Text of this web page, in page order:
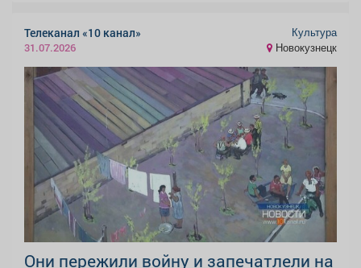
Телеканал «10 канал»
31.07.2026
Культура
Новокузнецк
Они пережили войну и запечатлели на